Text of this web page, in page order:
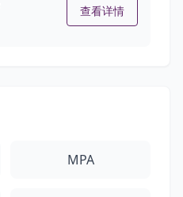
查看详情
MPA